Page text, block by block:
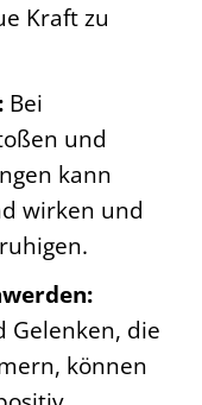
Kraft zu
Bei
und
kann
wirken und
Gelenken, die
können